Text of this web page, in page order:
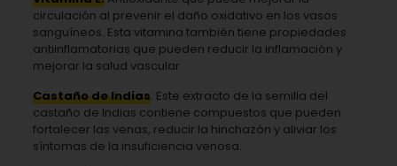
circulación al prevenir el daño oxidativo en los vasos
sanguíneos. Esta vitamina también tiene propiedades
antiinflamatorias que pueden reducir la inflamación y
mejorar la salud vascular.
Castaño de Indias: Este extracto de la semilla del
castaño de Indias contiene compuestos que pueden
fortalecer las venas, reducir la hinchazón y aliviar los
síntomas de la insuficiencia venosa.